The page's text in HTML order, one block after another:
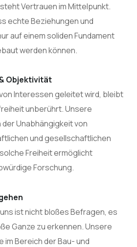
Vertrauen im Mittelpunkt.
echte Beziehungen und
auf einem soliden Fundament
werden können.
Objektivität
Interessen geleitet wird, bleibt
unberührt. Unsere
Unabhängigkeit von
und gesellschaftlichen
Freiheit ermöglicht
Forschung.
ist nicht bloßes Befragen, es
Ganze zu erkennen. Unsere
im Bereich der Bau- und